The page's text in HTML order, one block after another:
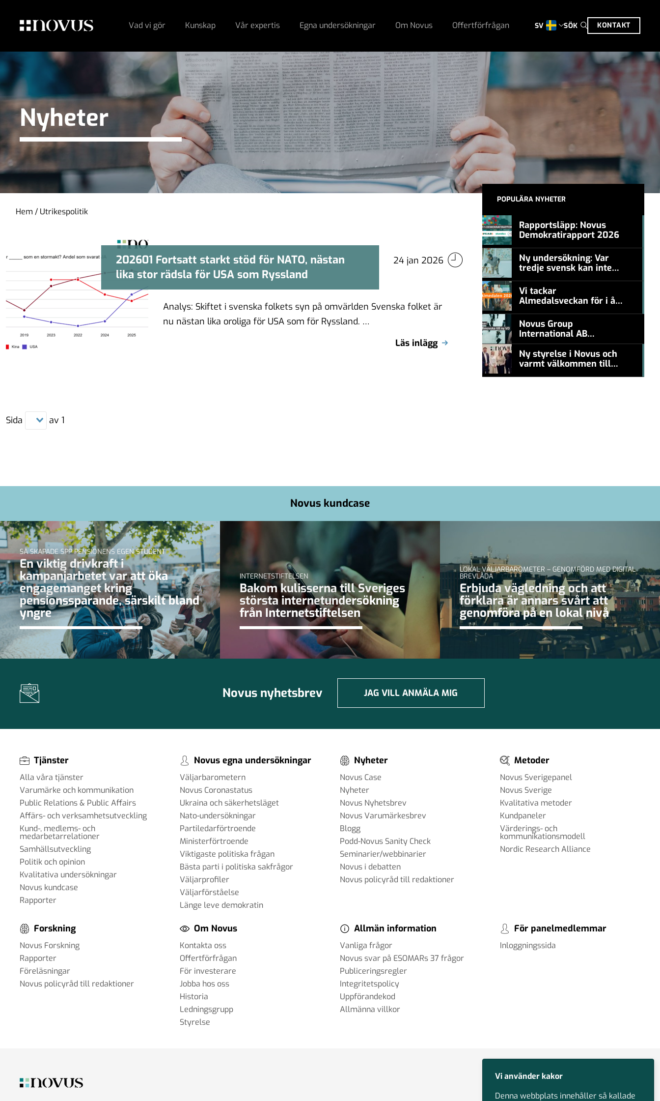
Vad vi gör Kunskap Vår expertis Egna undersökningar Om Novus Offertförfrågan SV SÖK KONTAKT
Nyheter
Hem / Utrikespolitik
202601 Fortsatt starkt stöd för NATO, nästan
lika stor rädsla för USA som Ryssland
24 jan 2026
202601 Fortsatt starkt stöd för NATO, nästan
lika stor rädsla för USA som Ryssland
Analys: Skiftet i svenska folkets syn på omvärlden Svenska folket är
nu nästan lika oroliga för USA som för Ryssland. …
Läs inlägg
POPULÄRA NYHETER
Rapportsläpp: Novus
Demokratirapport 2026
Ny undersökning: Var
tredje svensk kan inte
konstnär
#457a7b
Vi tackar
Almedalsveckan för i år!
Novus Group
International AB
appoints Ana
Serafimovska as new
CEO
Ny styrelse i Novus och
varmt välkommen till
Sida av 1
Novus kundcase
SÅ SKAPADE SPP PENSIONENS EGEN STUDENT
En viktig drivkraft i
kampanjarbetet var att öka
engagemanget kring
pensionssparande, särskilt bland
yngre
INTERNETSTIFTELSEN
Bakom kulisserna till Sveriges
största internetundersökning
från Internetstiftelsen
LOKAL VÄLJARBAROMETER – GENOMFÖRD MED DIGITAL
BREVLÅDA
Erbjuda vägledning och att
förklara är annars svårt att
genomföra på en lokal nivå
Novus nyhetsbrev JAG VILL ANMÄLA MIG
Tjänster
Alla våra tjänster
Varumärke och kommunikation
Public Relations & Public Affairs
Affärs- och verksamhetsutveckling
Kund-, medlems- och
medarbetarrelationer
Samhällsutveckling
Politik och opinion
Kvalitativa undersökningar
Novus kundcase
Rapporter
Novus egna undersökningar
Väljarbarometern
Novus Coronastatus
Ukraina och säkerhetsläget
Nato-undersökningar
Partiledarförtroende
Ministerförtroende
Viktigaste politiska frågan
Bästa parti i politiska sakfrågor
Väljarprofiler
Väljarförståelse
Länge leve demokratin
Nyheter
Novus Case
Nyheter
Novus Nyhetsbrev
Novus Varumärkesbrev
Blogg
Podd-Novus Sanity Check
Seminarier/webbinarier
Novus i debatten
Novus policyråd till redaktioner
Metoder
Novus Sverigepanel
Novus Sverige
Kvalitativa metoder
Kundpaneler
Värderings- och
kommunikationsmodell
Nordic Research Alliance
Forskning
Novus Forskning
Rapporter
Föreläsningar
Novus policyråd till redaktioner
Om Novus
Kontakta oss
Offertförfrågan
För investerare
Jobba hos oss
Historia
Ledningsgrupp
Styrelse
Allmän information
Vanliga frågor
Novus svar på ESOMARs 37 frågor
Publiceringsregler
Integritetspolicy
Uppförandekod
Allmänna villkor
För panelmedlemmar
Inloggningssida
Vi använder kakor
Denna webbplats innehåller så kallade